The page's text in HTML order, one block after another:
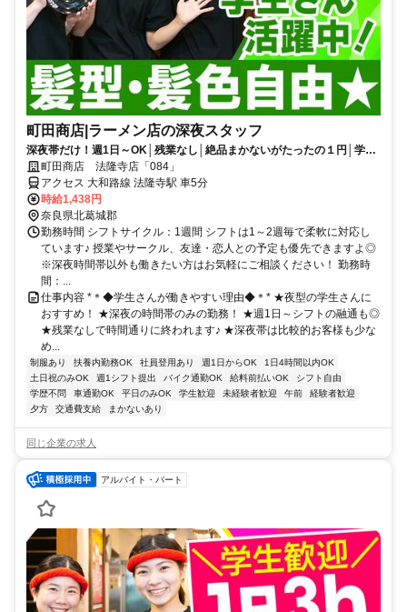
町田商店|ラーメン店の深夜スタッフ
深夜帯だけ！週1日～OK│残業なし│絶品まかないがたったの１円│学生
さん活躍中！│髪色自由
町田商店 法隆寺店「084」
アクセス 大和路線 法隆寺駅 車5分
時給1,438円
奈良県北葛城郡
勤務時間 シフトサイクル：1週間 シフトは1～2週毎で柔軟に対応し
ています♪ 授業やサークル、友達・恋人との予定も優先できますよ◎
※深夜時間帯以外も働きたい方はお気軽にご相談ください！ 勤務時
間：...
仕事内容 *＊◆学生さんが働きやすい理由◆＊* ★夜型の学生さんに
おすすめ！ ★深夜の時間帯のみの勤務！ ★週1日～シフトの融通も◎
★残業なしで時間通りに終われます♪ ★深夜帯は比較的お客様も少な
め...
制服あり 扶養内勤務OK 社員登用あり 週1日からOK
1日4時間以内OK
土日祝のみOK
週1シフト提出 バイク通勤OK 給料前払いOK
シフト自由
学歴不問
車通勤OK 平日のみOK 学生歓迎 未経験者歓迎 午前
経験者歓迎
夕方
交通費支給 まかないあり
同じ企業の求人
アルバイト・パート